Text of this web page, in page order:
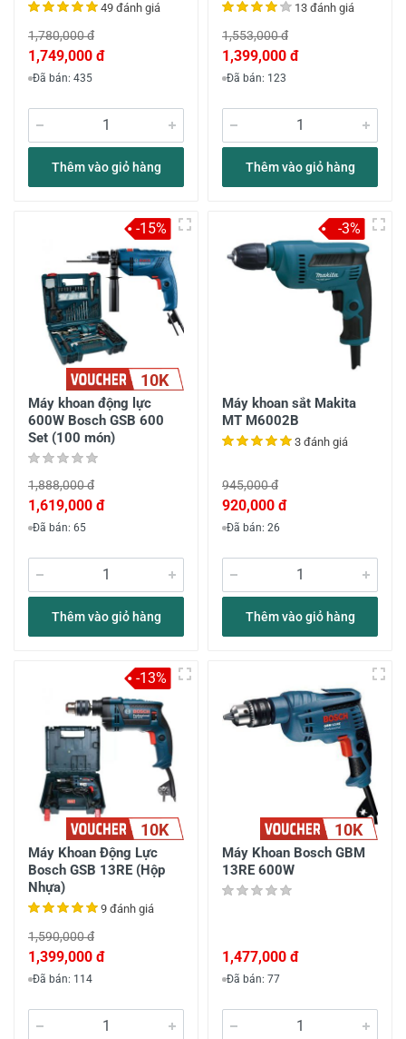
49 đánh giá
1,780,000 đ
1,749,000 đ
Đã bán: 435
Thêm vào giỏ hàng
13 đánh giá
1,553,000 đ
1,399,000 đ
Đã bán: 123
Thêm vào giỏ hàng
10K
Máy khoan động lực
600W Bosch GSB 600
Set (100 món)
1,888,000 đ
1,619,000 đ
Đã bán: 65
Thêm vào giỏ hàng
-15%
Máy khoan sắt Makita
MT M6002B
3 đánh giá
945,000 đ
920,000 đ
Đã bán: 26
Thêm vào giỏ hàng
-3%
10K
Máy Khoan Động Lực
Bosch GSB 13RE (Hộp
Nhựa)
9 đánh giá
1,590,000 đ
1,399,000 đ
Đã bán: 114
-13%
10K
Máy Khoan Bosch GBM
13RE 600W
1,477,000 đ
Đã bán: 77